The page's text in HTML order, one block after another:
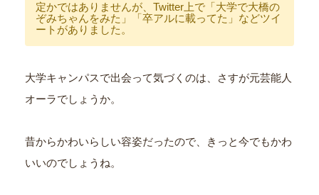
定かではありませんが、Twitter上で「大学で大橋の
ぞみちゃんをみた」「卒アルに載ってた」などツイ
ートがありました。
大学キャンパスで出会って気づくのは、さすが元芸能人
オーラでしょうか。
昔からかわいらしい容姿だったので、きっと今でもかわ
いいのでしょうね。